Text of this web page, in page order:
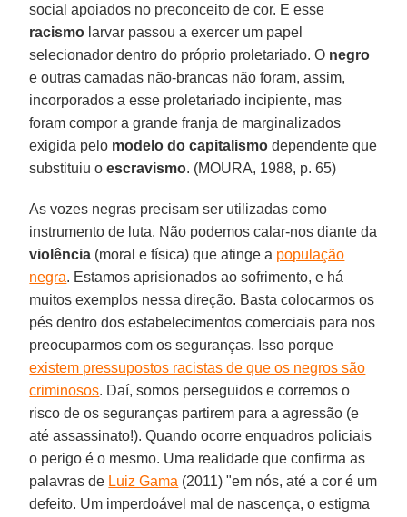
social apoiados no preconceito de cor. E esse
racismo larvar passou a exercer um papel
selecionador dentro do próprio proletariado. O negro
e outras camadas não-brancas não foram, assim,
incorporados a esse proletariado incipiente, mas
foram compor a grande franja de marginalizados
exigida pelo modelo do capitalismo dependente que
substituiu oescravismo. (MOURA, 1988, p. 65)
As vozes negras precisam ser utilizadas como
instrumento de luta. Não podemos calar-nos diante da
violência (moral e física) que atinge a população
negra. Estamos aprisionados ao sofrimento, e há
muitos exemplos nessa direção. Basta colocarmos os
pés dentro dos estabelecimentos comerciais para nos
preocuparmos com os seguranças. Isso porque
existem pressupostos racistas de que os negros são
criminosos. Daí, somos perseguidos e corremos o
risco de os seguranças partirem para a agressão (e
até assassinato!). Quando ocorre enquadros policiais
o perigo é o mesmo. Uma realidade que confirma as
palavras de Luiz Gama (2011) "em nós, até a cor é um
defeito. Um imperdoável mal de nascença, o estigma